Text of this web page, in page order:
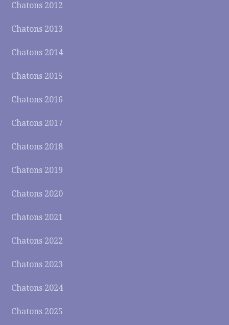
Chatons 2012
Chatons 2013
Chatons 2014
Chatons 2015
Chatons 2016
Chatons 2017
Chatons 2018
Chatons 2019
Chatons 2020
Chatons 2021
Chatons 2022
Chatons 2023
Chatons 2024
Chatons 2025